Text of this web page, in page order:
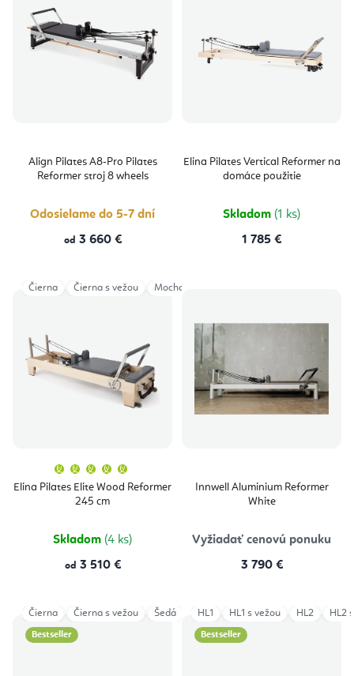
Align Pilates A8-Pro Pilates
Reformer stroj 8 wheels
Odosielame do 5-7 dní
od 3 660 €
Elina Pilates Vertical Reformer na
domáce použitie
Skladom (1 ks)
1 785 €
Elina Pilates Elite Wood Reformer
245 cm
produktu
je
hviezdičiek.
Skladom (4 ks)
od 3 510 €
Čierna Čierna s vežou Mocha
Innwell Aluminium Reformer
White
Vyžiadať cenovú ponuku
3 790 €
Bestseller
Čierna Čierna s vežou Šedá Šedá s vežou
Bestseller
HL1 HL1 s vežou HL2 HL2